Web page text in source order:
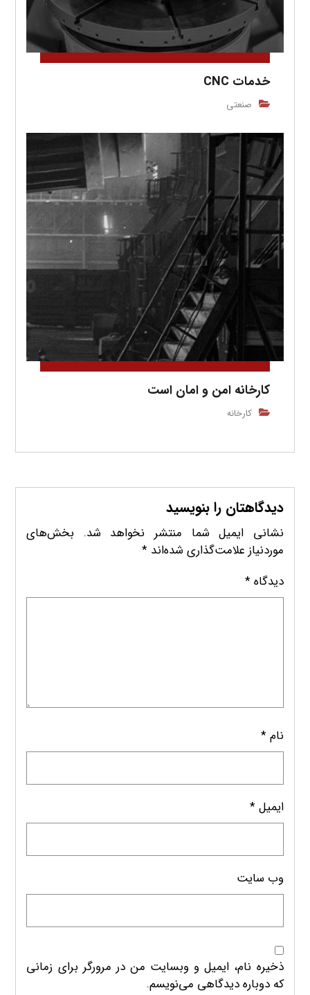
خدمات CNC
صنعتی
کارخانه امن و امان است
کارخانه
دیدگاهتان را بنویسید
نشانی ایمیل شما منتشر نخواهد شد. بخش‌های
موردنیاز علامت‌گذاری شده‌اند *
دیدگاه *
نام *
ایمیل *
وب‌ سایت
ذخیره نام، ایمیل و وبسایت من در مرورگر برای زمانی
که دوباره دیدگاهی می‌نویسم.